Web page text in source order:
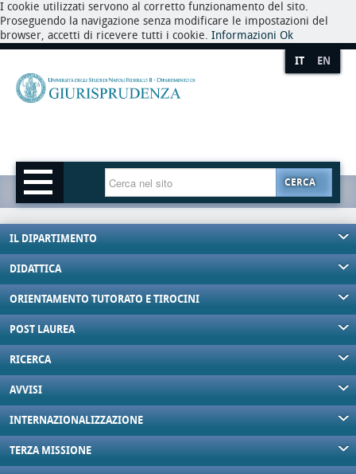
I cookie utilizzati servono al corretto funzionamento del sito.
Proseguendo la navigazione senza modificare le impostazioni del
browser, accetti di ricevere tutti i cookie. Informazioni Ok
IT EN
CERCA
IL DIPARTIMENTO
DIDATTICA
ORIENTAMENTO TUTORATO E TIROCINI
POST LAUREA
RICERCA
AVVISI
INTERNAZIONALIZZAZIONE
TERZA MISSIONE